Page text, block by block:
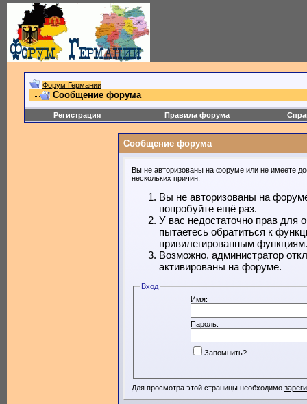
Форум Германии
Сообщение форума
Регистрация Правила форума
Сообщение форума
Вы не авторизованы на форуме или не имеете
нескольких причин:
Вы не авторизованы на
попробуйте ещё раз.
У вас недостаточно прав для
пытаетесь обратиться к
привилегированным функциям.
Возможно, администратор
активированы на форуме.
Вход
Имя:
Пароль:
Запомнить?
Для просмотра этой страницы необходимо